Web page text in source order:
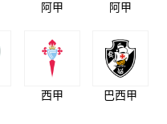
阿甲 阿甲
西甲 巴西甲